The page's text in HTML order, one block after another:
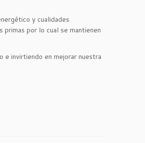
y cualidades
por lo cual se mantienen
e invirtiendo en mejorar nuestra